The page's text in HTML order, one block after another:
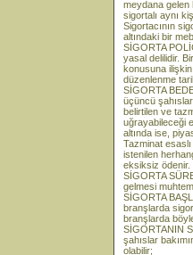
meydana gelen
sigortalı aynı
Sigortacının
altındaki bir
SİGORTA
yasal delilidir.
konusuna
düzenlenme
SİGORTA
üçüncü
belirtilen ve
uğrayabileceği
altında ise,
Tazminat
istenilen
eksiksiz ödenir.
SİGORTA
gelmesi
SİGORTA
branşlarda
branşlarda
SİGORTANIN
şahıslar
olabilir;